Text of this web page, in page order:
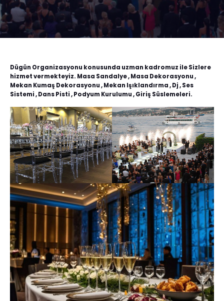
Dügün Organizasyonu konusunda uzman kadromuz ile Sizlere
hizmet vermekteyiz. Masa Sandalye , Masa Dekorasyonu ,
Mekan Kumaş Dekorasyonu , Mekan Işıklandırma , Dj , Ses
Sistemi , Dans Pisti , Podyum Kurulumu , Giriş Süslemeleri.